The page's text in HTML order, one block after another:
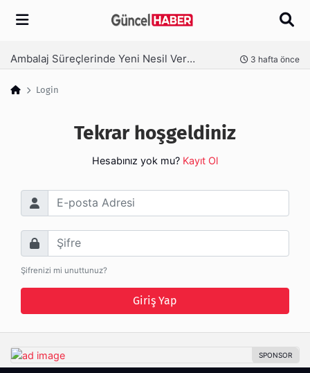
Arama
Ambalaj Süreçlerinde Yeni Nesil Verimliliği Olimpack ile Yakalayın 3 hafta önce
Login
Tekrar hoşgeldiniz
Hesabınız yok mu? Kayıt Ol
E-posta Adresi
Şifre
Şifrenizi mi unuttunuz?
Giriş Yap